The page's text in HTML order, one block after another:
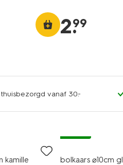
2.
99
vanaf 30.-
kamille bolkaars ⌀10cm